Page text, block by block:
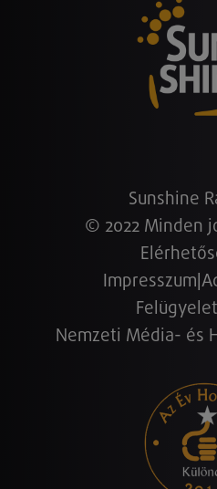
Sunshine
© 2022 Minden
Impresszum
Nemzeti Média- és